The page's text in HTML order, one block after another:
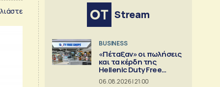
Stream
BUSINESS
«Πέταξαν» οι πωλήσεις
και τα κέρδη της
Hellenic Duty Free
Shops
06.08.2026 | 21:00